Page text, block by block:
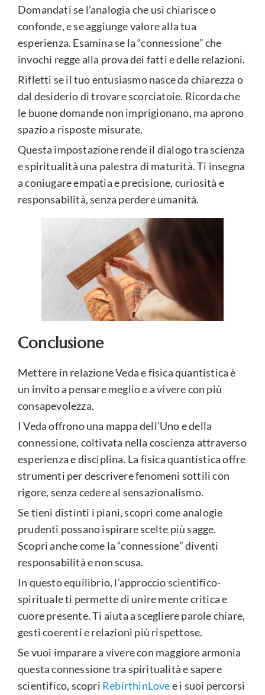
Domandati se l’analogia che usi chiarisce o
confonde, e se aggiunge valore alla tua
esperienza. Esamina se la “connessione” che
invochi regge alla prova dei fatti e delle relazioni.
Rifletti se il tuo entusiasmo nasce da chiarezza o
dal desiderio di trovare scorciatoie. Ricorda che
le buone domande non imprigionano, ma aprono
spazio a risposte misurate.
Questa impostazione rende il dialogo tra scienza
e spiritualità una palestra di maturità. Ti insegna
a coniugare empatia e precisione, curiosità e
responsabilità, senza perdere umanità.
Conclusione
Mettere in relazione Veda e fisica quantistica è
un invito a pensare meglio e a vivere con più
consapevolezza.
I Veda offrono una mappa dell’Uno e della
connessione, coltivata nella coscienza attraverso
esperienza e disciplina. La fisica quantistica offre
strumenti per descrivere fenomeni sottili con
rigore, senza cedere al sensazionalismo.
Se tieni distinti i piani, scopri come analogie
prudenti possano ispirare scelte più sagge.
Scopri anche come la “connessione” diventi
responsabilità e non scusa.
In questo equilibrio, l’approccio scientifico-
spirituale ti permette di unire mente critica e
cuore presente. Ti aiuta a scegliere parole chiare,
gesti coerenti e relazioni più rispettose.
Se vuoi imparare a vivere con maggiore armonia
questa connessione tra spiritualità e sapere
scientifico, scopri RebirthinLovee i suoi percorsi